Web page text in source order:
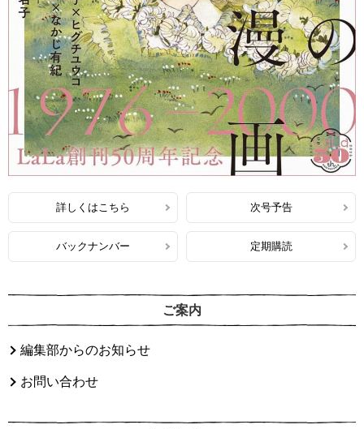
詳しくはこちら 次号予告
バックナンバー 定期購読
ご案内
編集部からのお知らせ
お問い合わせ